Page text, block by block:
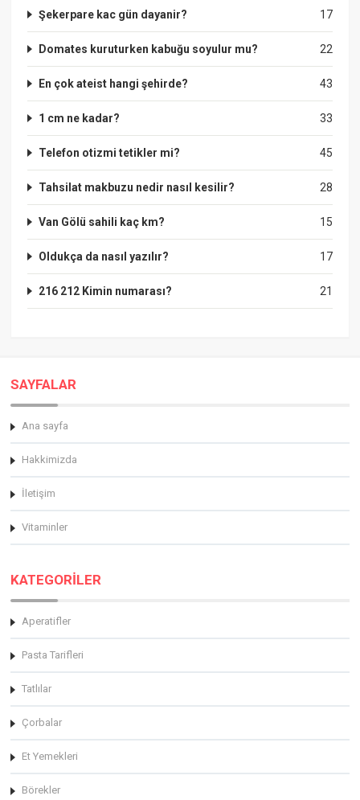
17
Şekerpare kac gün dayanir?
22
Domates kuruturken kabuğu soyulur mu?
43
En çok ateist hangi şehirde?
33
1 cm ne kadar?
45
Telefon otizmi tetikler mi?
28
Tahsilat makbuzu nedir nasıl kesilir?
15
Van Gölü sahili kaç km?
17
Oldukça da nasıl yazılır?
21
216 212 Kimin numarası?
SAYFALAR
Ana sayfa
Hakkimizda
İletişim
Vitaminler
KATEGORİLER
Aperatifler
Pasta Tarifleri
Tatlılar
Çorbalar
Et Yemekleri
Börekler